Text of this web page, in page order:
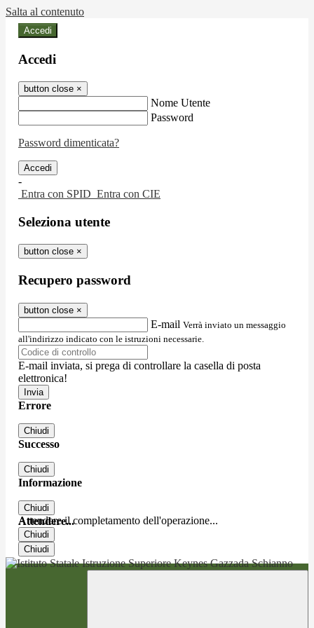
Salta al contenuto
Accedi
Accedi
button close ×
Nome Utente
Password
Password dimenticata?
-
Entra con SPID Entra con CIE
Seleziona utente
button close ×
Recupero password
button close ×
E-mail Verrà inviato un messaggio
all'indirizzo indicato con le istruzioni necessarie.
E-mail inviata, si prega di controllare la casella di posta
elettronica!
Errore
Chiudi
Successo
Chiudi
Informazione
Chiudi
Attendere...
Attendere il completamento dell'operazione...
Chiudi
Chiudi